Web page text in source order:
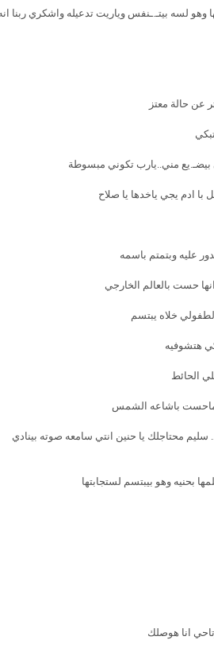
لسه بيتـ.ـنفس وياريت تدعيله واشكري ربنا
عن حالة معتز
مني..يارب تكوني مبسوطة
ادم يجي ياخدها يا صلاح
عليه وبتمتم باسمه
حست بالعالم الخارجي
خلاه يبتسم
هتشوفيه
الحائط
ماحست باشاعه الشمس
محتاجلك يا حنين انتي سامعه صوته بينادي
بحنيه وهو بيبتسم لستجابتها
انا هوصلك